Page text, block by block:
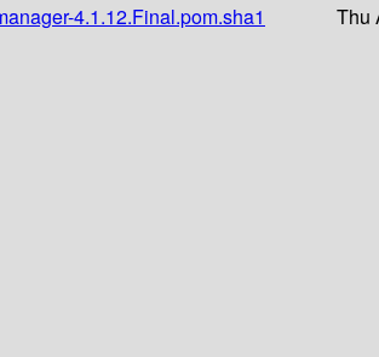
4.1.12.Final.pom.sha1
Thu